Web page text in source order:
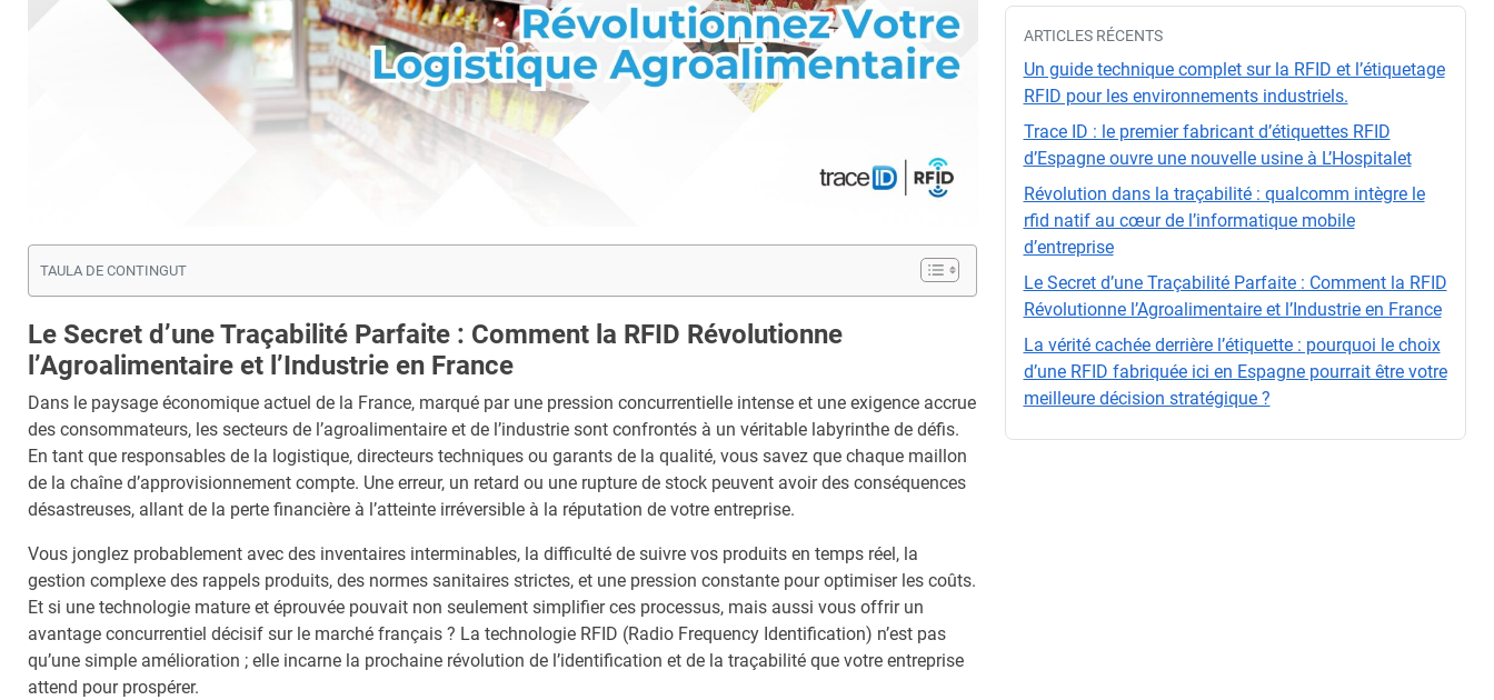
TAULA DE CONTINGUT
Le Secret d’une Traçabilité Parfaite : Comment la RFID Révolutionne
l’Agroalimentaire et l’Industrie en France
Dans le paysage économique actuel de la France, marqué par une pression concurrentielle intense et une exigence accrue
des consommateurs, les secteurs de l’agroalimentaire et de l’industrie sont confrontés à un véritable labyrinthe de défis.
En tant que responsables de la logistique, directeurs techniques ou garants de la qualité, vous savez que chaque maillon
de la chaîne d’approvisionnement compte. Une erreur, un retard ou une rupture de stock peuvent avoir des conséquences
désastreuses, allant de la perte financière à l’atteinte irréversible à la réputation de votre entreprise.
Vous jonglez probablement avec des inventaires interminables, la difficulté de suivre vos produits en temps réel, la
gestion complexe des rappels produits, des normes sanitaires strictes, et une pression constante pour optimiser les coûts.
Et si une technologie mature et éprouvée pouvait non seulement simplifier ces processus, mais aussi vous offrir un
avantage concurrentiel décisif sur le marché français ? La technologie RFID (Radio Frequency Identification) n’est pas
qu’une simple amélioration ; elle incarne la prochaine révolution de l’identification et de la traçabilité que votre entreprise
attend pour prospérer.
a
m
p
o
a
cí
o.
ARTICLES RÉCENTS
Un guide technique complet sur la RFID et l’étiquetage
RFID pour les environnements industriels.
Trace ID : le premier fabricant d’étiquettes RFID
d’Espagne ouvre une nouvelle usine à L’Hospitalet
Révolution dans la traçabilité : qualcomm intègre le
rfid natif au cœur de l’informatique mobile
d’entreprise
Le Secret d’une Traçabilité Parfaite : Comment la RFID
Révolutionne l’Agroalimentaire et l’Industrie en France
La vérité cachée derrière l’étiquette : pourquoi le choix
d’une RFID fabriquée ici en Espagne pourrait être votre
meilleure décision stratégique ?